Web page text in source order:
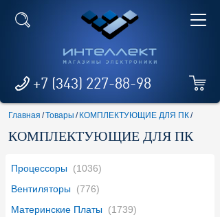
+7 (343) 227-88-98
Главная /Товары / КОМПЛЕКТУЮЩИЕ ДЛЯ ПК/
КОМПЛЕКТУЮЩИЕ ДЛЯ ПК
Процессоры (1036)
Вентиляторы (776)
Материнские Платы (1739)